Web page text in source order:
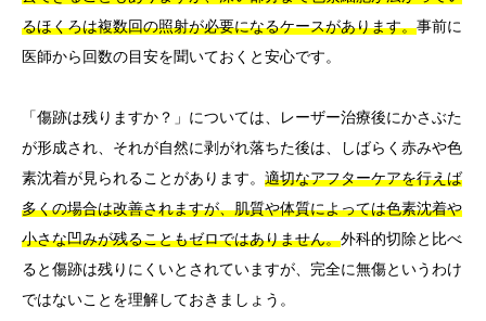
るほくろは複数回の照射が必要になるケースがあります。事前に
医師から回数の目安を聞いておくと安心です。
「傷跡は残りますか？」については、レーザー治療後にかさぶた
が形成され、それが自然に剥がれ落ちた後は、しばらく赤みや色
素沈着が見られることがあります。 適切なアフターケアを行えば
多くの場合は改善されますが、肌質や体質によっては色素沈着や
小さな凹みが残ることもゼロではありません。外科的切除と比べ
ると傷跡は残りにくいとされていますが、完全に無傷というわけ
ではないことを理解しておきましょう。